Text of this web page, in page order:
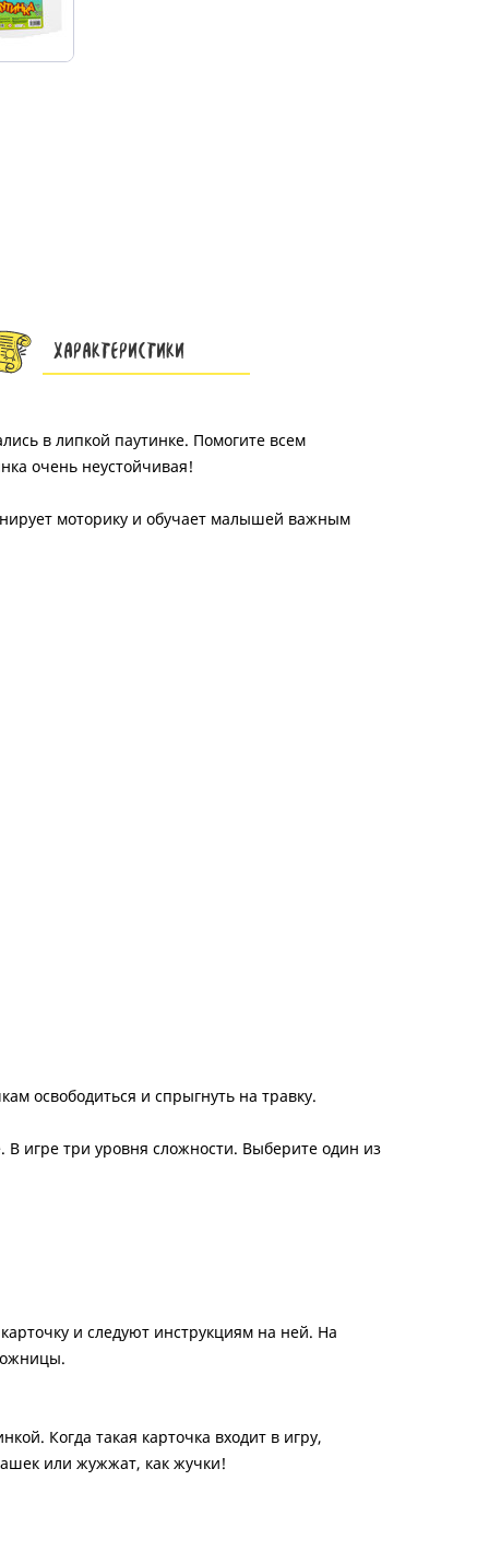
Характеристики
в липкой паутинке. Помогите всем
очень неустойчивая!
моторику и обучает малышей важным
освободиться и спрыгнуть на травку.
В игре три уровня сложности. Выберите один из
и следуют инструкциям на ней. На
Когда такая карточка входит в игру,
или жужжат, как жучки!